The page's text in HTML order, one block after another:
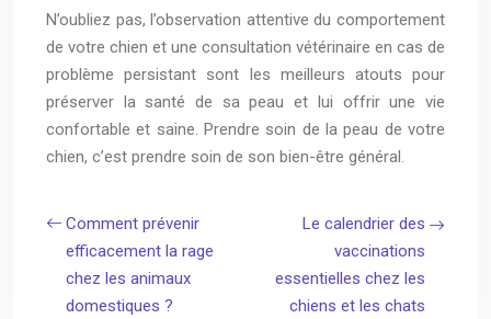
N’oubliez pas, l’observation attentive du comportement
de votre chien et une consultation vétérinaire en cas de
problème persistant sont les meilleurs atouts pour
préserver la santé de sa peau et lui offrir une vie
confortable et saine. Prendre soin de la peau de votre
chien, c’est prendre soin de son bien-être général.
Comment prévenir
efficacement la rage
chez les animaux
domestiques ?
Le calendrier des
vaccinations
essentielles chez les
chiens et les chats